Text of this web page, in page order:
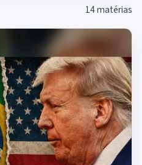
14 matérias